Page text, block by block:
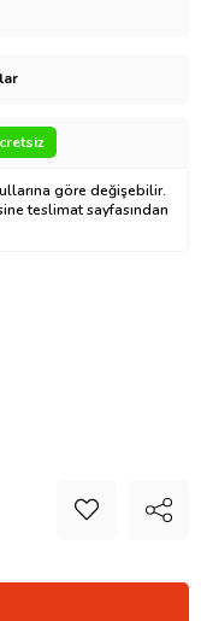
göre değişebilir.
teslimat sayfasından